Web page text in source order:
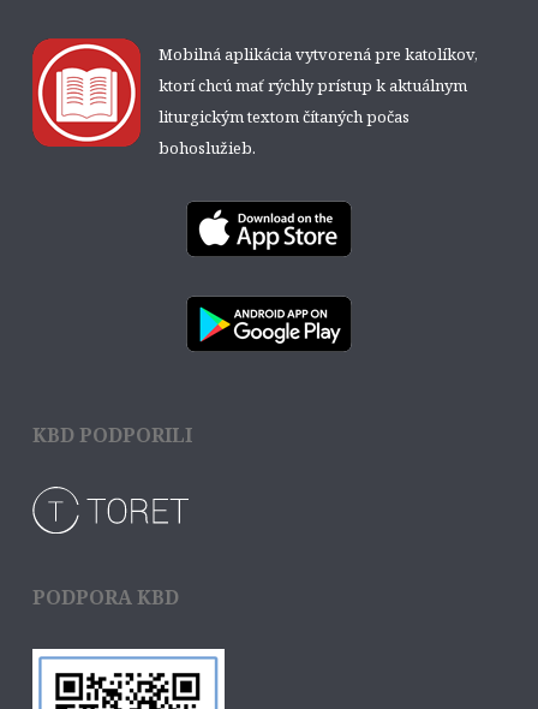
Mobilná aplikácia vytvorená pre katolíkov,
ktorí chcú mať rýchly prístup k aktuálnym
liturgickým textom čítaných počas
bohoslužieb.
KBD PODPORILI
PODPORA KBD